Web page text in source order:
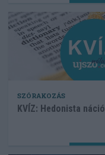
SZÓRAKOZÁS
KVÍZ: Hedonista náció